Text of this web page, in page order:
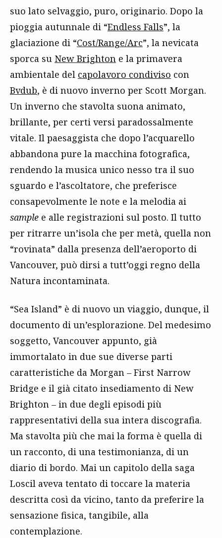
suo lato selvaggio, puro, originario. Dopo la
pioggia autunnale di “Endless Falls”, la
glaciazione di “Cost/Range/Arc”, la nevicata
sporca su New Brighton e la primavera
ambientale del capolavoro condiviso con
Bvdub, è di nuovo inverno per Scott Morgan.
Un inverno che stavolta suona animato,
brillante, per certi versi paradossalmente
vitale. Il paesaggista che dopo l’acquarello
abbandona pure la macchina fotografica,
rendendo la musica unico nesso tra il suo
sguardo e l’ascoltatore, che preferisce
consapevolmente le note e la melodia ai
sample e alle registrazioni sul posto. Il tutto
per ritrarre un’isola che per metà, quella non
“rovinata” dalla presenza dell’aeroporto di
Vancouver, può dirsi a tutt’oggi regno della
Natura incontaminata.
“Sea Island” è di nuovo un viaggio, dunque, il
documento di un’esplorazione. Del medesimo
soggetto, Vancouver appunto, già
immortalato in due sue diverse parti
caratteristiche da Morgan – First Narrow
Bridge e il già citato insediamento di New
Brighton – in due degli episodi più
rappresentativi della sua intera discografia.
Ma stavolta più che mai la forma è quella di
un racconto, di una testimonianza, di un
diario di bordo. Mai un capitolo della saga
Loscil aveva tentato di toccare la materia
descritta così da vicino, tanto da preferire la
sensazione fisica, tangibile, alla
contemplazione.